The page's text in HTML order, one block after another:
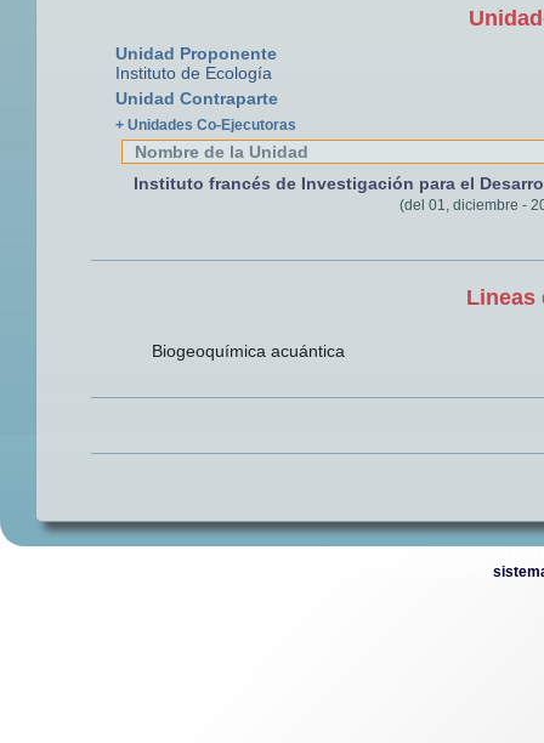
Unidad Proponente
Instituto de Ecología
Unidad Contraparte
+ Unidades Co-Ejecutoras
Nombre de la Unidad
Instituto francés de Investigación para el
(del 01, diciembre -
Lineas
Biogeoquímica acuántica